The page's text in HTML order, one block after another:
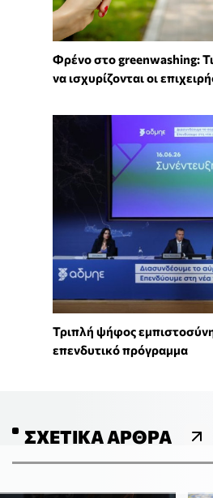
Φρένο στο greenwashing:
να ισχυρίζονται οι
Τριπλή ψήφος
επενδυτικό πρόγραμμα
ΣΧΕΤΙΚΆ ΆΡΘΡΑ